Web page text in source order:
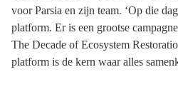
voor Parsia en zijn team. ‘Op die
platform. Er is een grootse
The Decade of Ecosystem
platform is de kern waar alles